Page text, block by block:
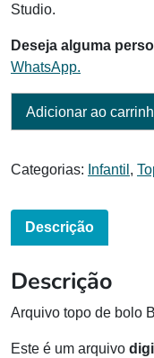
Studio.
Deseja alguma
WhatsApp.
Adicionar ao
Categorias: Infantil ,
Descrição
Descrição
Arquivo topo de bolo
Este é um arquivo